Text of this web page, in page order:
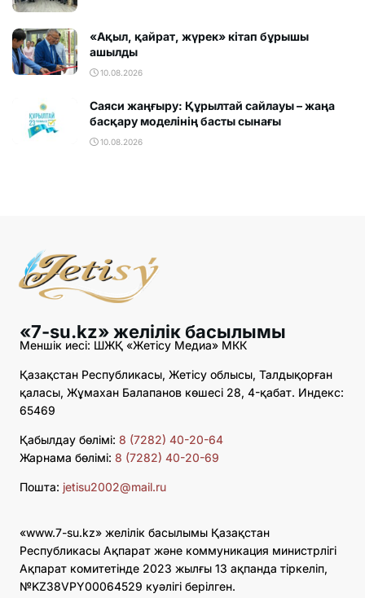
«Ақыл, қайрат, жүрек» кітап бұрышы
ашылды
10.08.2026
Саяси жаңғыру: Құрылтай сайлауы – жаңа
басқару моделінің басты сынағы
10.08.2026
«7-su.kz» желілік басылымы
Меншік иесі: ШЖҚ «Жетісу Медиа» МКК
Қазақстан Республикасы, Жетісу облысы, Талдықорған
қаласы, Жұмахан Балапанов көшесі 28, 4-қабат. Индекс:
65469
Қабылдау бөлімі: 8 (7282) 40-20-64
Жарнама бөлімі: 8 (7282) 40-20-69
Пошта: jetisu2002@mail.ru
«www.7-su.kz» желілік басылымы Қазақстан
Республикасы Ақпарат және коммуникация министрлігі
Ақпарат комитетінде 2023 жылғы 13 ақпанда тіркеліп,
№KZ38VPY00064529 куәлігі берілген.